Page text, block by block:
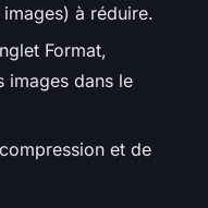
à réduire.
Format,
images dans le
et de